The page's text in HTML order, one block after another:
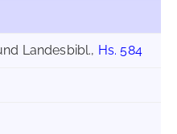
Landesbibl., Hs. 584